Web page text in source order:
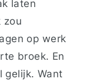
laten
zou
op werk
broek. En
gelijk. Want